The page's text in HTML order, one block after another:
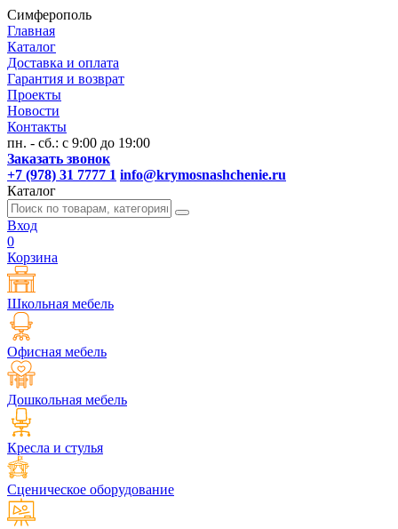
Симферополь
Главная
Каталог
Доставка и оплата
Гарантия и возврат
Проекты
Новости
Контакты
пн. - сб.: с 9:00 до 19:00
Заказать звонок
+7 (978) 31 7777 1 info@krymosnashchenie.ru
Каталог
Вход
0
Корзина
Школьная мебель
Офисная мебель
Дошкольная мебель
Кресла и стулья
Сценическое оборудование